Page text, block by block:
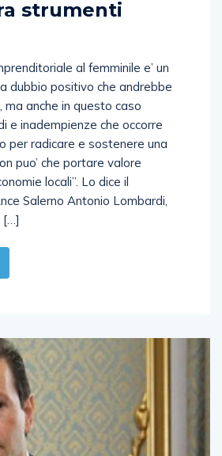
strumenti
al femminile e’ un
dubbio positivo che andrebbe
ma anche in questo caso
e inadempienze che occorre
per radicare e sostenere una
puo’ che portare valore
locali”. Lo dice il
Salerno Antonio Lombardi,
[…]